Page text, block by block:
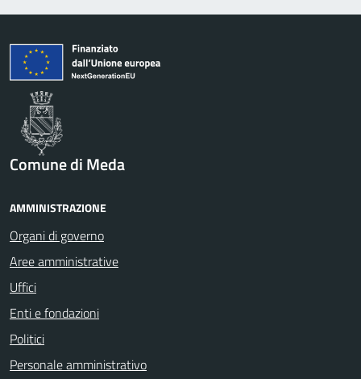
Comune di Meda
AMMINISTRAZIONE
Organi di governo
Aree amministrative
Uffici
Enti e fondazioni
Politici
Personale amministrativo